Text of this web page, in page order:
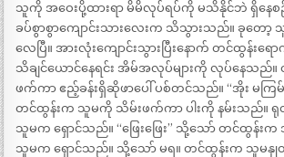
သူကို အဝေးပို့ထားရာ မိမိလုပ်ရပ်ကို မသိနိုင်ဘဲ ရှိန
ခပ်စွာစွာကျောင်းသားလေးက သိသွားသည်။ ခုတော့
လေပြီ။ အားလုံးကျောင်းသွားပြီးနောက် တင်ထွန်း
သိချင်ယောင်နေရင်း အိမ်အလုပ်များကို လုပ်နေသ
ဖက်ကာ ဧည့်ခန်းရှိဆိုဖာပေါ် ပစ်တင်သည်။ “အိုး မကြမ်
တင်ထွန်းက သူမကို သိမ်းဖက်ကာ ပါးကို နမ်းသည်။
သူမက ရှောင်သည်။ “ဖြေးဖြေး” သို့သော် တင်ထွန်း
သူမက ရှောင်သည်။ သို့သော် မရ။ တင်ထွန်းက သူမနှု